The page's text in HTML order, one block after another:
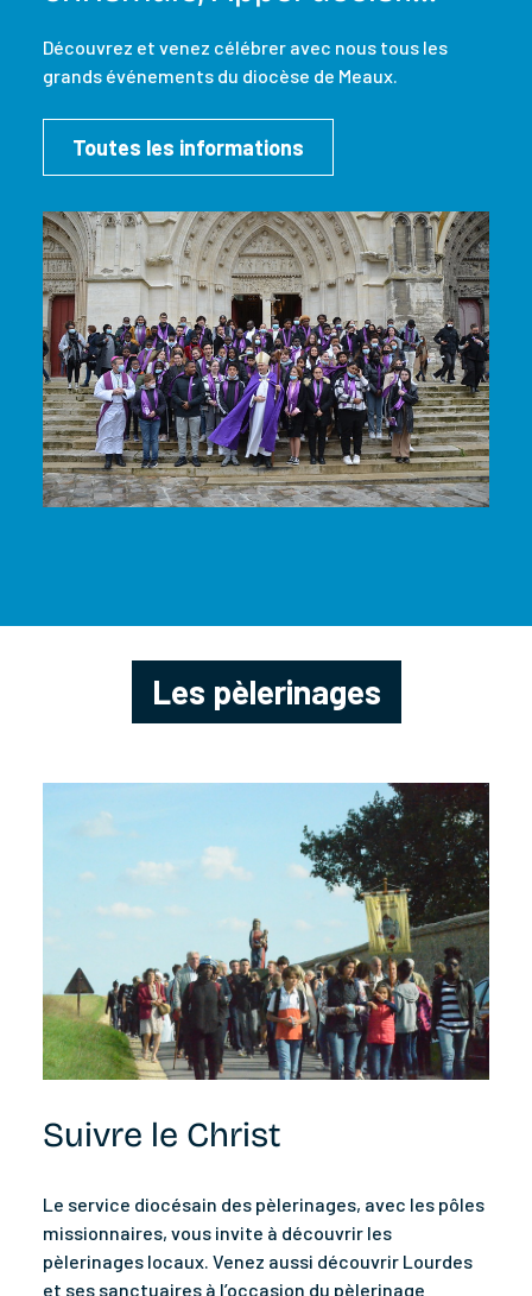
Découvrez et venez célébrer avec nous tous les
grands événements du diocèse de Meaux.
Toutes les informations
Les pèlerinages
Suivre le Christ
Le service diocésain des pèlerinages, avec les pôles
missionnaires, vous invite à découvrir les
pèlerinages locaux. Venez aussi découvrir Lourdes
et ses sanctuaires à l’occasion du pèlerinage